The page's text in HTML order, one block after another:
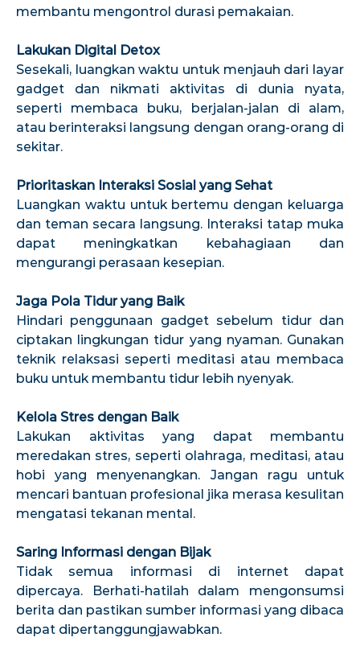
membantu mengontrol durasi pemakaian.
Lakukan Digital Detox
Sesekali, luangkan waktu untuk menjauh dari layar
gadget dan nikmati aktivitas di dunia nyata,
seperti membaca buku, berjalan-jalan di alam,
atau berinteraksi langsung dengan orang-orang di
sekitar.
Prioritaskan Interaksi Sosial yang Sehat
Luangkan waktu untuk bertemu dengan keluarga
dan teman secara langsung. Interaksi tatap muka
dapat meningkatkan kebahagiaan dan
mengurangi perasaan kesepian.
Jaga Pola Tidur yang Baik
Hindari penggunaan gadget sebelum tidur dan
ciptakan lingkungan tidur yang nyaman. Gunakan
teknik relaksasi seperti meditasi atau membaca
buku untuk membantu tidur lebih nyenyak.
Kelola Stres dengan Baik
Lakukan aktivitas yang dapat membantu
meredakan stres, seperti olahraga, meditasi, atau
hobi yang menyenangkan. Jangan ragu untuk
mencari bantuan profesional jika merasa kesulitan
mengatasi tekanan mental.
Saring Informasi dengan Bijak
Tidak semua informasi di internet dapat
dipercaya. Berhati-hatilah dalam mengonsumsi
berita dan pastikan sumber informasi yang dibaca
dapat dipertanggungjawabkan.